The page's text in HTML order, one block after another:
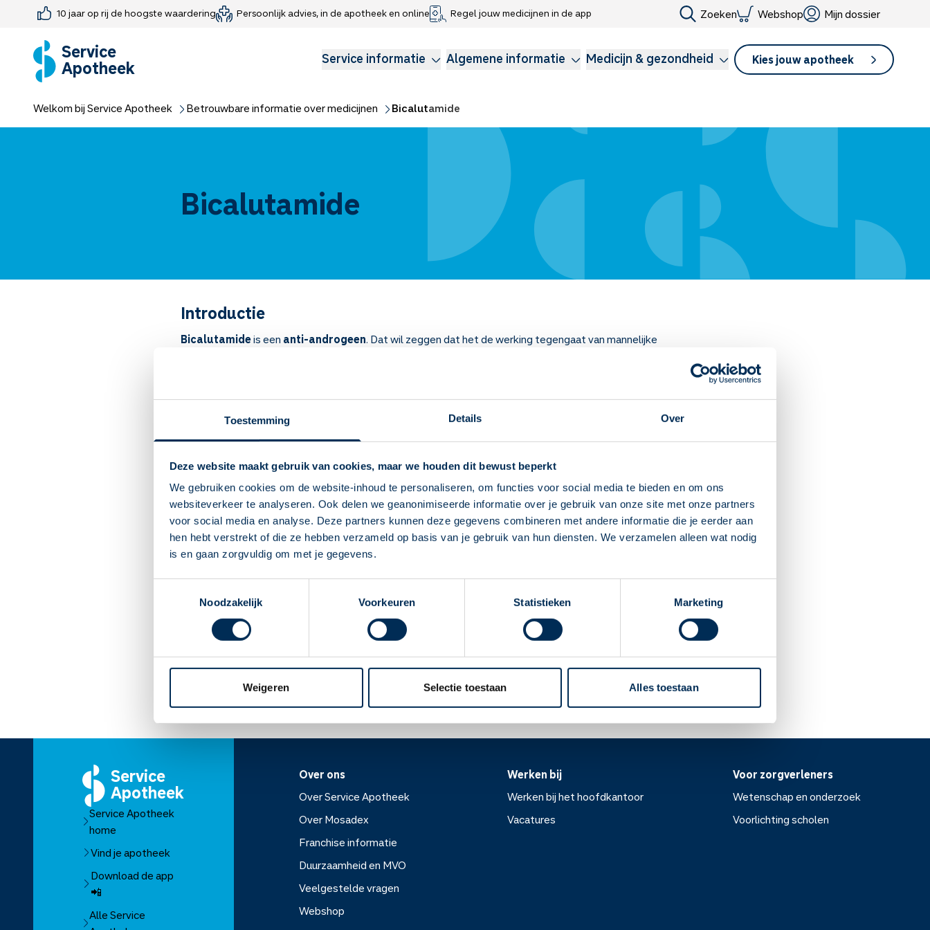
Toestemming Details Over
Deze website maakt gebruik van cookies, maar we houden dit bewust beperkt
We gebruiken cookies om de website-inhoud te personaliseren, om functies voor social media te bieden en om ons
websiteverkeer te analyseren. Ook delen we geanonimiseerde informatie over je gebruik van onze site met onze partners
voor social media en analyse. Deze partners kunnen deze gegevens combineren met andere informatie die je eerder aan
hen hebt verstrekt of die ze hebben verzameld op basis van je gebruik van hun diensten. We verzamelen alleen wat nodig
is en gaan zorgvuldig om met je gegevens.
Noodzakelijk
Voorkeuren Statistieken Marketing
Weigeren Selectie toestaan Alles toestaan
Deze Service Apotheek staat nu ingesteld als
jouw apotheek
Zo kan je makkelijk alle informatie vinden in het
10 jaar op rij de hoogste waardering Persoonlijk advies, in de apotheek en online Regel jouw medicijnen in de app Zoeken Webshop Mijn dossier
Service
Apotheek Service informatie Algemene informatie Medicijn & gezondheid Kies jouw apotheek
Farmaceutisch consult
Medicijn-APK
Webshop
Jouw medische gegevens delen
Klachtenregeling
Medicijnen voor kinderen
Longzorg
Welkom bij Service Apotheek Betrouwbare informatie over medicijnen Bicalutamide
Bicalutamide
Introductie
Bicalutamideis een anti-androgeen. Dat wil zeggen dat het de werking tegengaat van mannelijke
te vroege puberteit (pubertas praecox) bij
jongens.
Belangrijk om te weten over Bicalutamide
remt het de groei van bepaalde tumoren.
Bij prostaatkanker. De klachten worden minder en de tumor groeit minder snel. En bij te vroege puberteit bij jongens.
Neem de tablet in op een vast tijdstip, bijvoorbeeld 's ochtends bij het ontbijt. Dan vergeet u minder snel een dosis.
Blijf bicalutamide doorgebruiken, ook al zijn uw klachten verminderd. Wilt u stoppen? Overleg eerst met uw arts.
Mannen kunnen pijnlijke gezwollen borsten krijgen. De zwelling gaat niet altijd meer weg. Ook opvliegers komen voor.
Andere bijwerkingen: misselijkheid, diarree, verstopping en buikpijn. Ook kunt u gezwollen enkels en voeten krijgen of
U mag tijdens en tot 130 dagen na de behandeling geen kinderen verwekken. Heeft u een partner die zwanger kan
worden? Dan moet zij ook betrouwbare anticonceptie gebruiken. Overleg hierover met uw arts.
Lees meer op apotheek.nl
Service
Apotheek
Service Apotheek
home
Vind je apotheek
Download de app
📲
Alle Service
Over ons
Over Service Apotheek
Over Mosadex
Franchise informatie
Duurzaamheid en MVO
Veelgestelde vragen
Webshop
Werken bij
Werken bij het hoofdkantoor
Vacatures
Voor zorgverleners
Wetenschap en onderzoek
Voorlichting scholen